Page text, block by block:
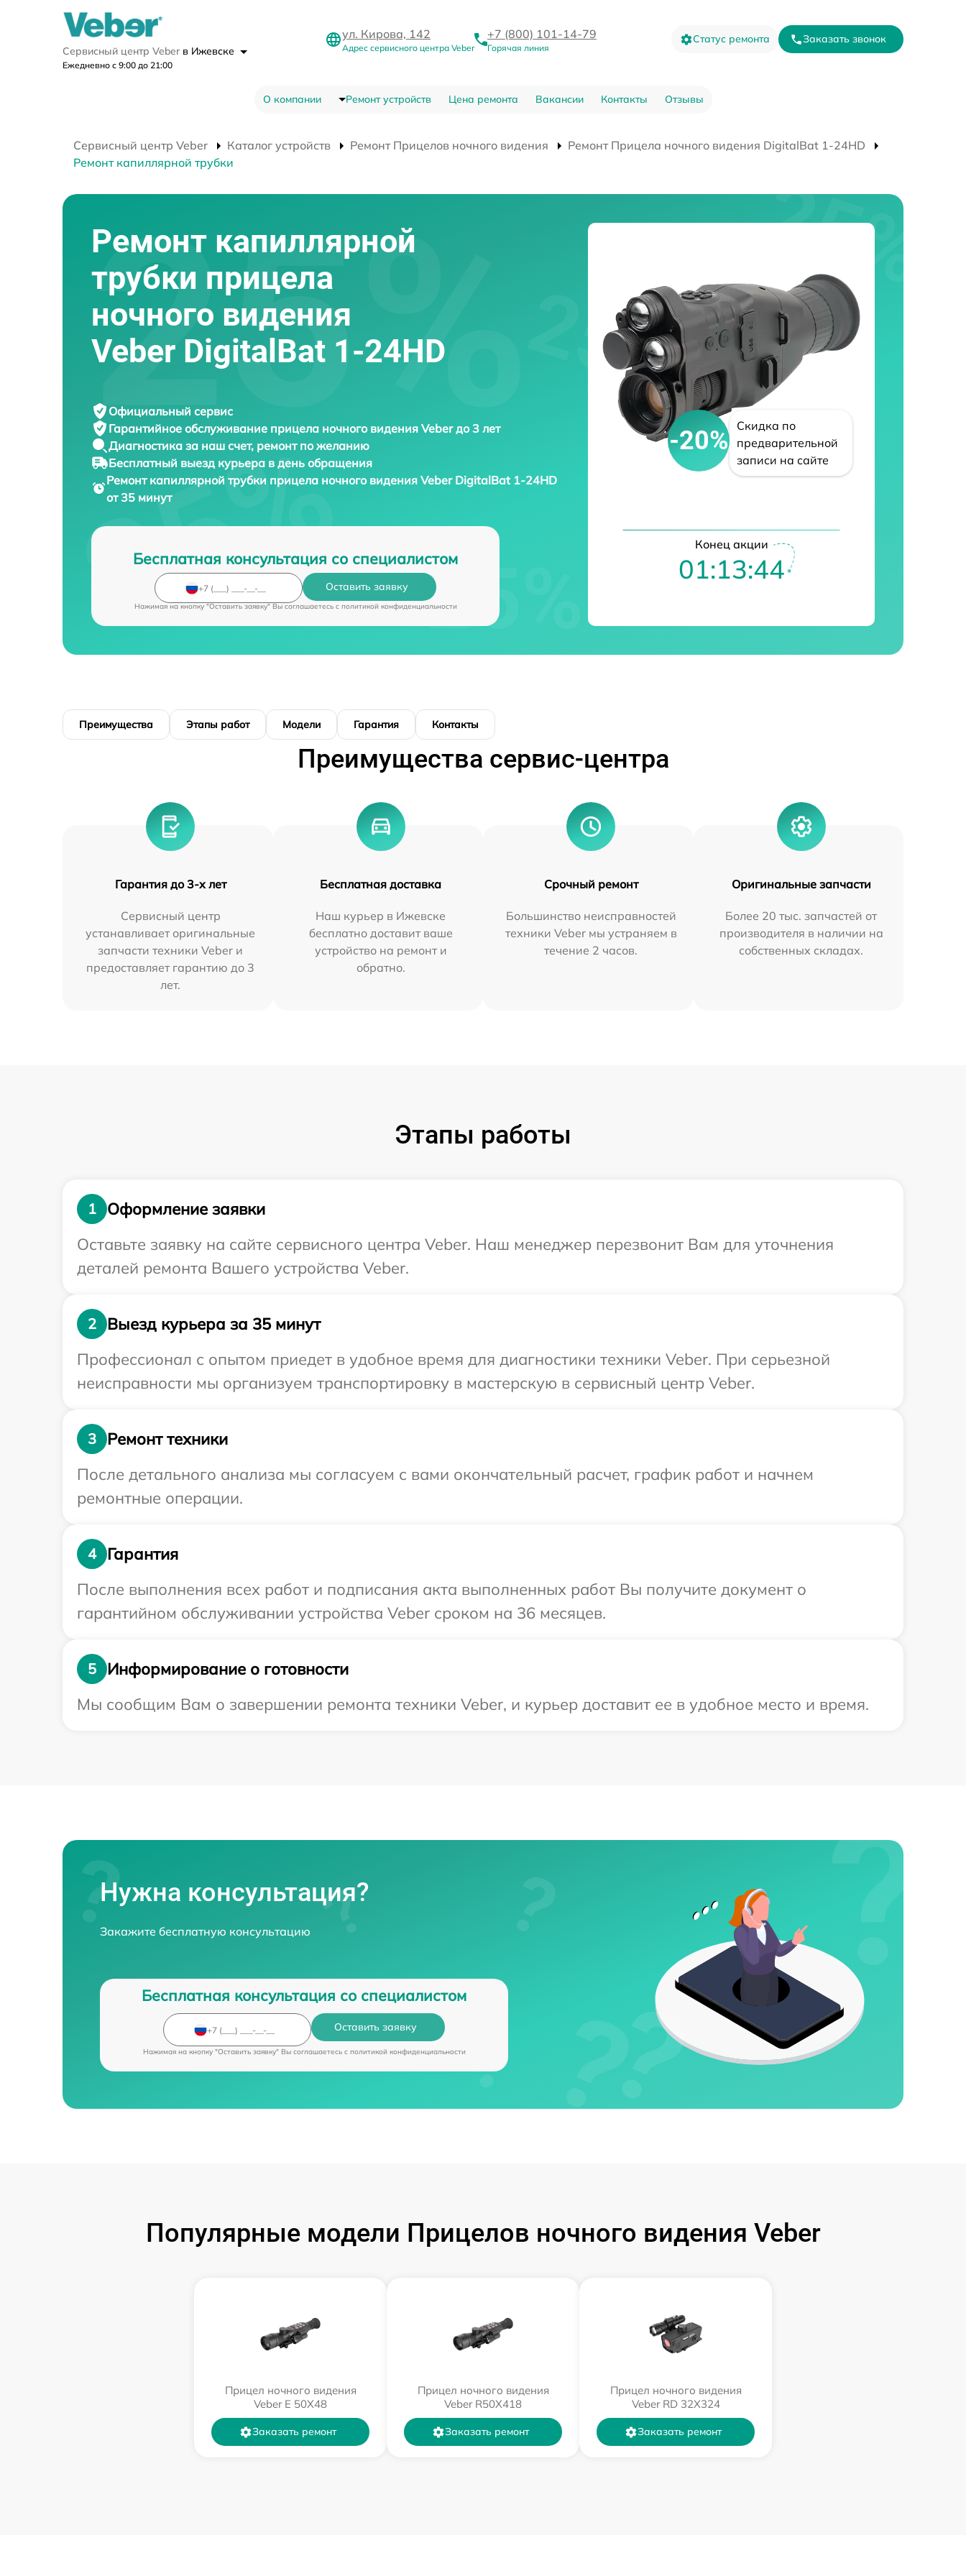
Сервисный центр Veber в Ижевске
Ежедневно с 9:00 до 21:00
ул. Кирова, 142
Адрес сервисного центра Veber
+7 (800) 101-14-79
Горячая линия
Статус ремонта Заказать звонок
О компании Ремонт устройств Цена ремонта Вакансии Контакты Отзывы
Сервисный центр Veber Каталог устройств Ремонт Прицелов ночного видения
Ремонт Прицела ночного видения DigitalBat 1-24HD
Ремонт капиллярной трубки
Ремонт капиллярной
трубки прицела
ночного видения
Veber DigitalBat 1-24HD
Официальный сервис
Гарантийное обслуживание прицела ночного видения Veber до 3 лет
Диагностика за наш счет, ремонт по желанию
Бесплатный выезд курьера в день обращения
Ремонт капиллярной трубки прицела ночного виденияVeber DigitalBat 1-24HD
от 35 минут
Бесплатная консультация со специалистом
Оставить заявку
Нажимая на кнопку "Оставить заявку" Вы соглашаетесь c политикой конфиденциальности
-20%
Скидка по
предварительной
записи на сайте
Конец акции
01:13:43
Преимущества Этапы работ Модели Гарантия Контакты
Преимущества сервис-центра
Гарантия до 3-х лет
Сервисный центр
устанавливает оригинальные
запчасти техники Veber и
предоставляет гарантию до 3
лет.
Бесплатная доставка
Наш курьер в Ижевске
бесплатно доставит ваше
устройство на ремонт и
обратно.
Срочный ремонт
Большинство неисправностей
техники Veber мы устраняем в
течение 2 часов.
Оригинальные запчасти
Более 20 тыс. запчастей от
производителя в наличии на
собственных складах.
Этапы работы
1
Оформление заявки
Оставьте заявку на сайте сервисного центра Veber. Наш менеджер перезвонит Вам для уточнения
деталей ремонта Вашего устройства Veber.
2
Выезд курьера за 35 минут
Профессионал с опытом приедет в удобное время для диагностики техники Veber. При серьезной
неисправности мы организуем транспортировку в мастерскую в сервисный центр Veber.
3
Ремонт техники
После детального анализа мы согласуем с вами окончательный расчет, график работ и начнем
ремонтные операции.
4
Гарантия
После выполнения всех работ и подписания акта выполненных работ Вы получите документ о
гарантийном обслуживании устройства Veber сроком на 36 месяцев.
5
Информирование о готовности
Мы сообщим Вам о завершении ремонта техники Veber, и курьер доставит ее в удобное место и время.
Нужна консультация?
Закажите бесплатную консультацию
Бесплатная консультация со специалистом
Оставить заявку
Нажимая на кнопку "Оставить заявку" Вы соглашаетесь c политикой конфиденциальности
Популярные модели Прицелов ночного видения Veber
Прицел ночного видения
Veber E 50X48
Заказать ремонт
Прицел ночного видения
Veber R50X418
Заказать ремонт
Прицел ночного видения
Veber RD 32X324
Заказать ремонт